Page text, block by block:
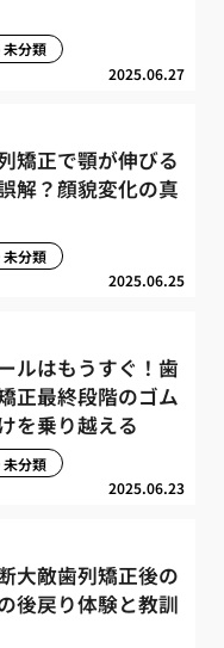
2025.06.27
未分類
矯正で顎が伸びる
解？顔貌変化の真
2025.06.25
未分類
ルはもうすぐ！歯
正最終段階のゴム
を乗り越える
2025.06.23
未分類
大敵歯列矯正後の
後戻り体験と教訓